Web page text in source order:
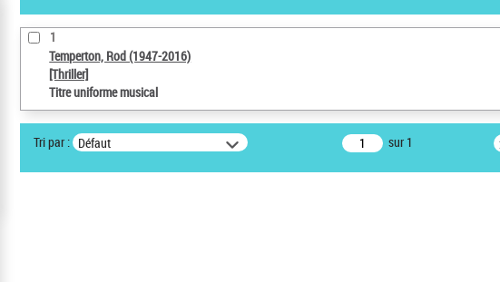
1
Temperton, Rod (1947-2016)
[Thriller]
Titre uniforme musical
Tri par : Défaut sur 1